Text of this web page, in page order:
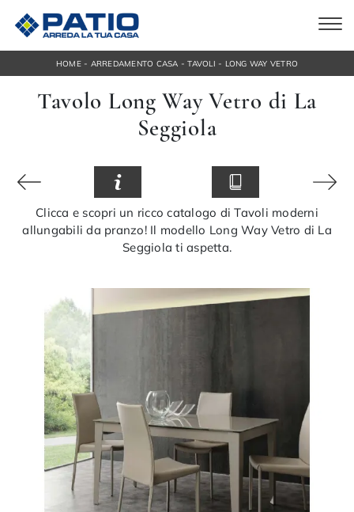
HOME- ARREDAMENTO CASA -TAVOLI - LONG WAY VETRO
Tavolo Long Way Vetro di La
Seggiola
Clicca e scopri un ricco catalogo di Tavoli moderni
allungabili da pranzo! Il modello Long Way Vetro di La
Seggiola ti aspetta.